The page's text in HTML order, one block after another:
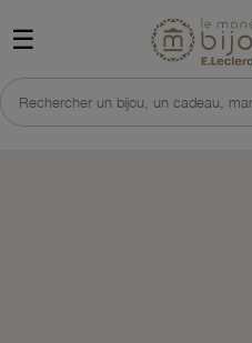
☰
Rechercher un bijou, un cadeau,